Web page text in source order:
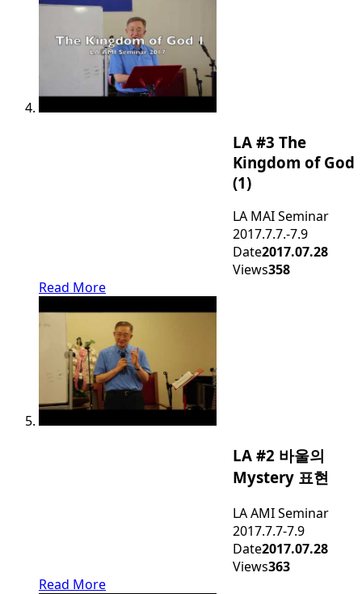
LA #3 The
Kingdom of God
(1)
LA MAI Seminar
2017.7.7.-7.9
Date2017.07.28
Views358
Read More
LA #2 바울의
Mystery 표현
LA AMI Seminar
2017.7.7-7.9
Date2017.07.28
Views363
Read More